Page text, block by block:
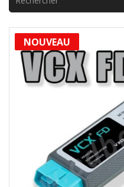
NOUVEAU